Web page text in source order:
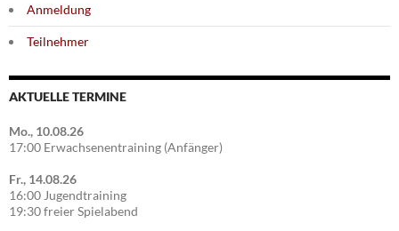
Anmeldung
Teilnehmer
AKTUELLE TERMINE
Mo., 10.08.26
17:00 Erwachsenentraining (Anfänger)
Fr., 14.08.26
16:00 Jugendtraining
19:30 freier Spielabend